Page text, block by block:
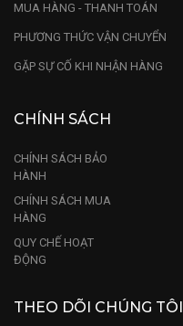
MUA HÀNG - THANH TOÁN
PHƯƠNG THỨC VẬN CHUYỂN
GẶP SỰ CỐ KHI NHẬN HÀNG
CHÍNH SÁCH
CHÍNH SÁCH BẢO
HÀNH
CHÍNH SÁCH MUA
HÀNG
QUY CHẾ HOẠT
ĐỘNG
THEO DÕI CHÚNG TÔI